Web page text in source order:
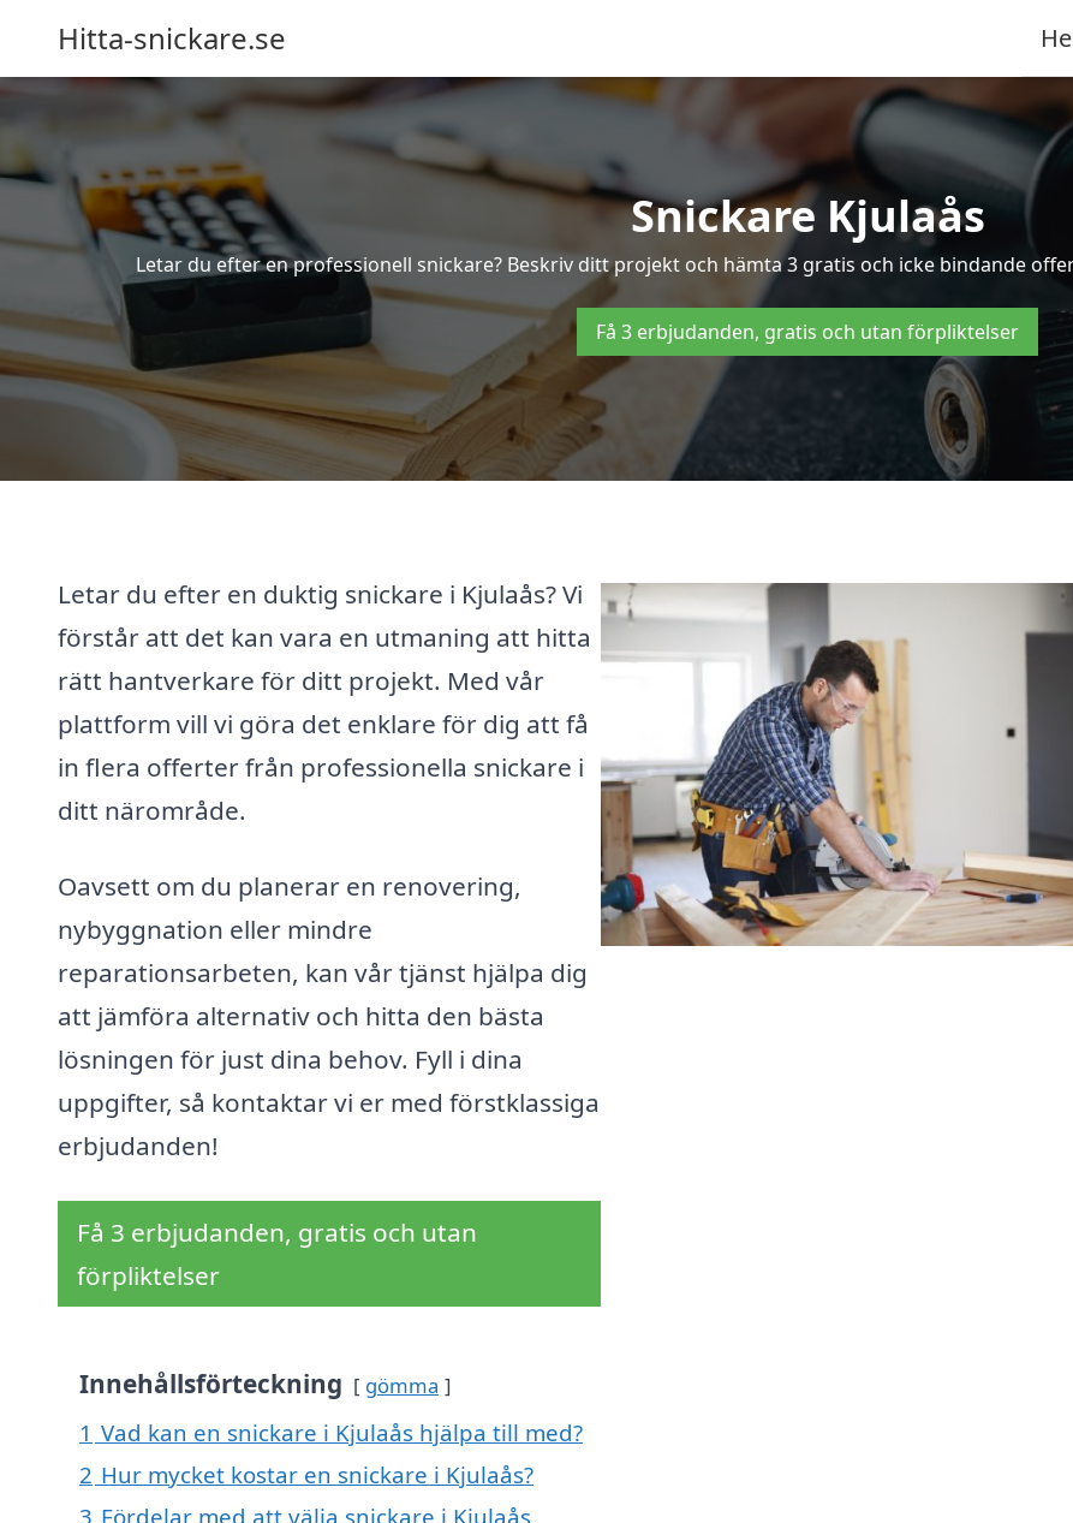
Hitta-snickare.se
Snickare Kjulaås
Letar du efter en professionell snickare? Beskriv ditt projekt och hämta 3 gratis och icke bindande
Få 3 erbjudanden, gratis och utan förpliktelser
Letar du efter en duktig snickare i Kjulaås? Vi
förstår att det kan vara en utmaning att hitta
rätt hantverkare för ditt projekt. Med vår
plattform vill vi göra det enklare för dig att få
in flera offerter från professionella snickare i
ditt närområde.
Oavsett om du planerar en renovering,
nybyggnation eller mindre
reparationsarbeten, kan vår tjänst hjälpa dig
att jämföra alternativ och hitta den bästa
lösningen för just dina behov. Fyll i dina
uppgifter, så kontaktar vi er med förstklassiga
erbjudanden!
Få 3 erbjudanden, gratis och utan
förpliktelser
Innehållsförteckning gömma
1 Vad kan en snickare i Kjulaås hjälpa till med?
2 Hur mycket kostar en snickare i Kjulaås?
3 Fördelar med att välja snickare i Kjulaås